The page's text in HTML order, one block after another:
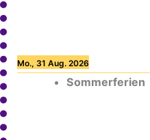
Mo., 31 Aug. 2026
Sommerferien